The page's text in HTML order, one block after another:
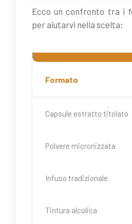
Ecco un confronto tra i
per aiutarvi nella scelta:
Formato
Capsule estratto titolato
Polvere micronizzata
Infuso tradizionale
Tintura alcolica